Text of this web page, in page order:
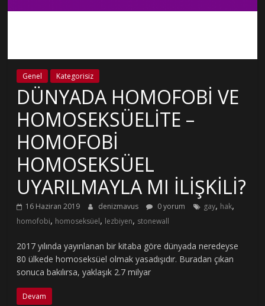
Genel Kategorisiz
DÜNYADA HOMOFOBİ VE
HOMOSEKSÜELİTE –
HOMOFOBİ
HOMOSEKSÜEL
UYARILMAYLA MI İLİŞKİLİ?
16 Haziran 2019 denizmavus 0 yorum gay, hak,
homofobi, homoseksüel, lezbiyen, stonewall
2017 yılında yayınlanan bir kitaba göre dünyada neredeyse
80 ülkede homoseksüel olmak yasadışıdır. Buradan çıkan
sonuca bakılırsa, yaklaşık 2.7 milyar
Devam